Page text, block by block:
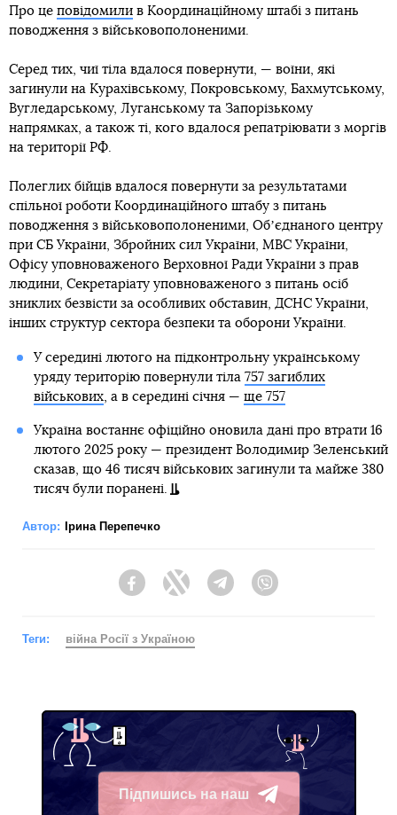
Про це повідомили в Координаційному штабі з питань
поводження з військовополоненими.
Серед тих, чиї тіла вдалося повернути, — воїни, які
загинули на Курахівському, Покровському, Бахмутському,
⁠Вугледарському, Луганському та Запорізькому
напрямках, а також ті, кого вдалося репатріювати з моргів
на території РФ.
Полеглих бійців вдалося повернути за результатами
спільної роботи Координаційного штабу з питань
поводження з військовополоненими, Обʼєднаного центру
при СБ України, Збройних сил України, МВС України,
Офісу уповноваженого Верховної Ради України з прав
людини, Секретаріату уповноваженого з питань осіб
зниклих безвісти за особливих обставин, ДСНС України,
інших структур сектора безпеки та оборони України.
У середині лютого на підконтрольну українському
уряду територію повернули тіла 757 загиблих
військових, а в середині січня — ще 757
Україна востаннє офіційно оновила дані про втрати 16
лютого 2025 року — президент Володимир Зеленський
сказав, що 46 тисяч військових загинули та майже 380
тисяч були поранені.
Автор: Ірина Перепечко
FacebookTwitter Telegram
Теги: війна Росії з Україною
Підпишись на наш
Telegram